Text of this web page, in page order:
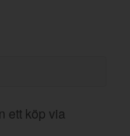
ett köp via